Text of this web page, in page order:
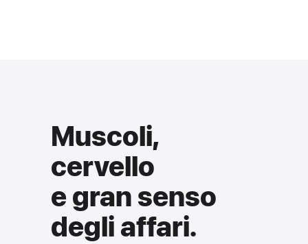
Muscoli,
cervello
e gran senso
degli affari.